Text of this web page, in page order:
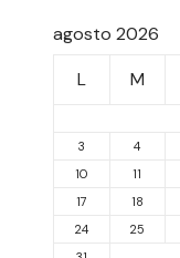
agosto 2026
L
M
3
4
10
11
17
18
24
25